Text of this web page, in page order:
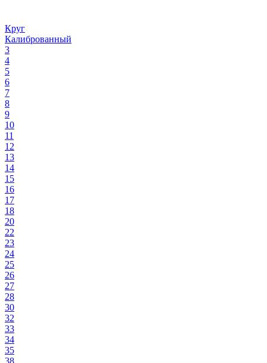
Круг
Калиброванный
3
4
5
6
7
8
9
10
11
12
13
14
15
16
17
18
20
22
23
24
25
26
27
28
30
32
33
34
35
38